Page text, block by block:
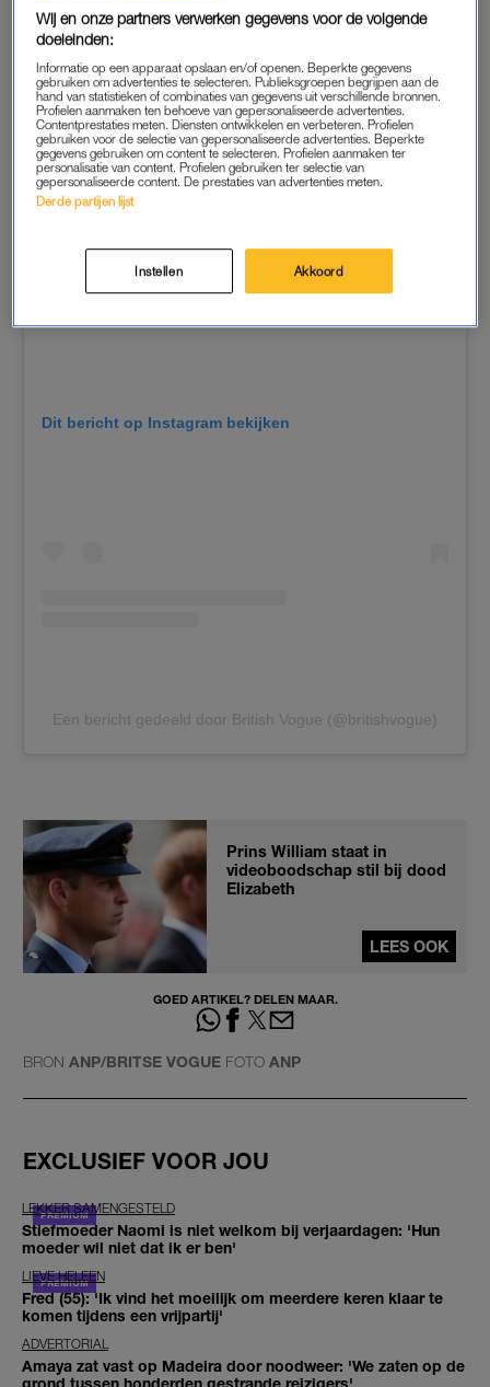
die tijdens haar uitvaart op haar kist stond heeft paarse stof.
Dit bericht op Instagram bekijken
Een bericht gedeeld door British Vogue (@britishvogue)
Prins William staat in
videoboodschap stil bij dood
Elizabeth
LEES OOK
GOED ARTIKEL? DELEN MAAR.
BRON ANP/BRITSE VOGUE FOTO ANP
EXCLUSIEF VOOR JOU
LEKKER SAMENGESTELD
Stiefmoeder Naomi is niet welkom bij verjaardagen: 'Hun
moeder wil niet dat ik er ben'
LIEVE HELEEN
Fred (55): 'Ik vind het moeilijk om meerdere keren klaar te
komen tijdens een vrijpartij'
ADVERTORIAL
Amaya zat vast op Madeira door noodweer: 'We zaten op de
grond tussen honderden gestrande reizigers'
Wij en onze partners verwerken gegevens voor de volgende
doeleinden:
Informatie op een apparaat opslaan en/of openen. Beperkte gegevens
gebruiken om advertenties te selecteren. Publieksgroepen begrijpen aan de
hand van statistieken of combinaties van gegevens uit verschillende bronnen.
Profielen aanmaken ten behoeve van gepersonaliseerde advertenties.
Contentprestaties meten. Diensten ontwikkelen en verbeteren. Profielen
gebruiken voor de selectie van gepersonaliseerde advertenties. Beperkte
gegevens gebruiken om content te selecteren. Profielen aanmaken ter
personalisatie van content. Profielen gebruiken ter selectie van
gepersonaliseerde content. De prestaties van advertenties meten.
Derde partijen lijst
Instellen Akkoord